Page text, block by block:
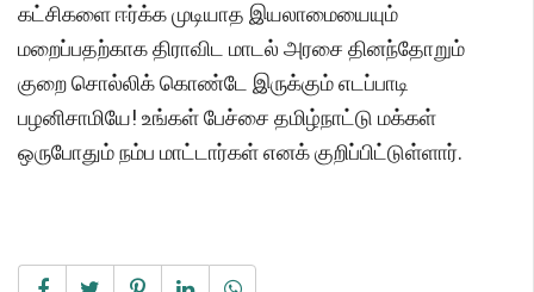
கட்சிகளை ஈர்க்க முடியாத இயலாமையையும்
மறைப்பதற்காக திராவிட மாடல் அரசை தினந்தோறும்
குறை சொல்லிக் கொண்டே இருக்கும் எடப்பாடி
பழனிசாமியே! உங்கள் பேச்சை தமிழ்நாட்டு மக்கள்
ஒருபோதும் நம்ப மாட்டார்கள் எனக் குறிப்பிட்டுள்ளார்.